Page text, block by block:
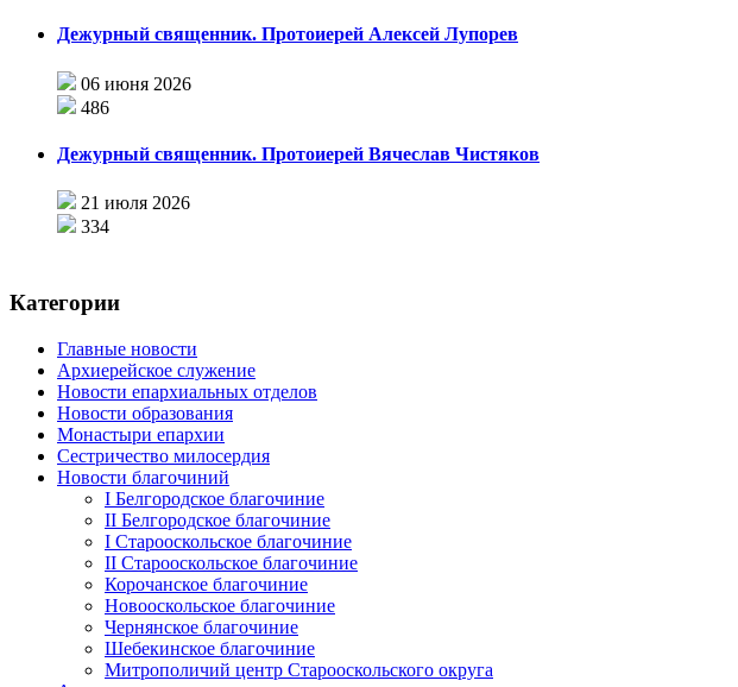
Дежурный священник. Протоиерей Алексей Лупорев
06 июня 2026
486
Дежурный священник. Протоиерей Вячеслав Чистяков
21 июля 2026
334
Категории
Главные новости
Архиерейское служение
Новости епархиальных отделов
Новости образования
Монастыри епархии
Сестричество милосердия
Новости благочиний
I Белгородское благочиние
II Белгородское благочиние
I Старооскольское благочиние
II Старооскольское благочиние
Корочанское благочиние
Новооскольское благочиние
Чернянское благочиние
Шебекинское благочиние
Митрополичий центр Старооскольского округа